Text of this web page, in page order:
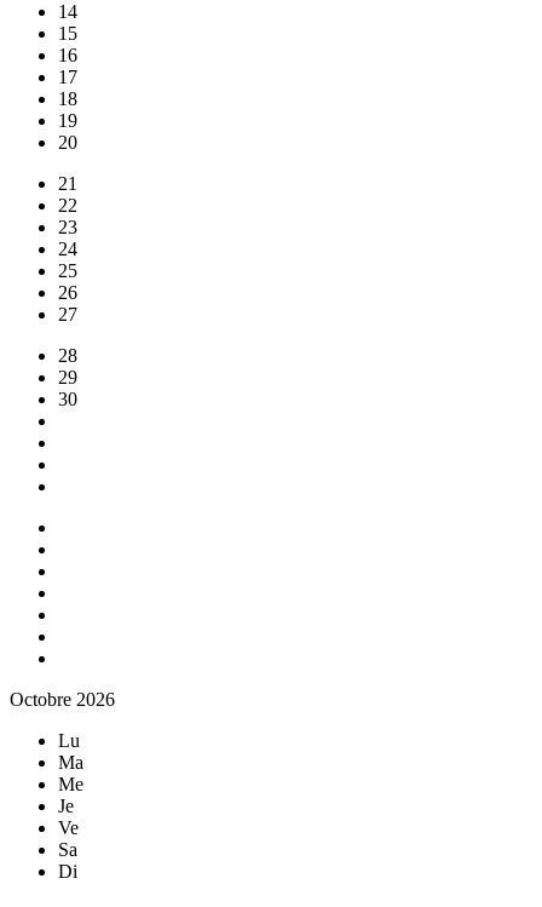
14
15
16
17
18
19
20
21
22
23
24
25
26
27
28
29
30
Octobre 2026
Lu
Ma
Me
Je
Ve
Sa
Di